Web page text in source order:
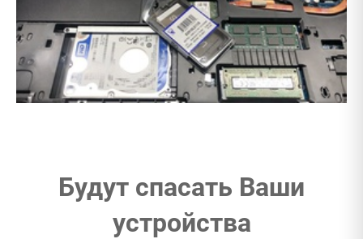
Будут спасать Ваши
устройства